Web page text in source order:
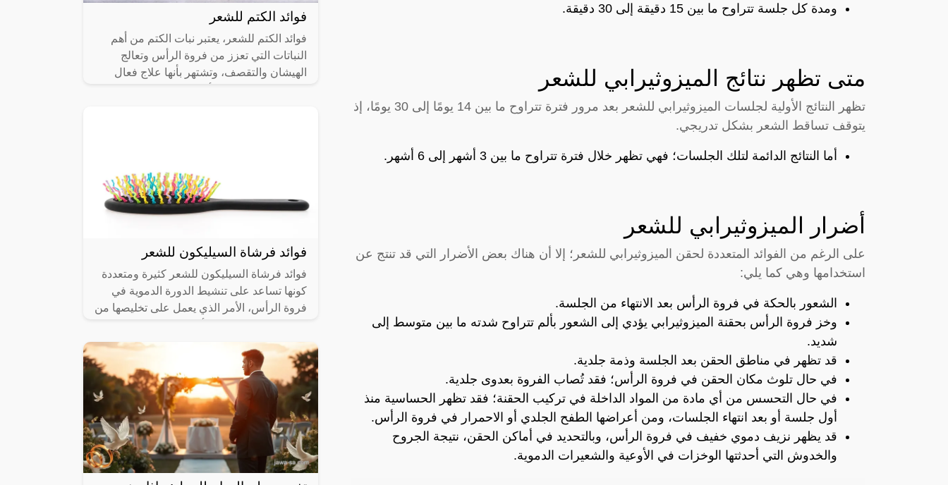
ومدة كل جلسة تتراوح ما بين 15 دقيقة إلى 30 دقيقة.
متى تظهر نتائج الميزوثيرابي للشعر
تظهر النتائج الأولية لجلسات الميزوثيرابي للشعر بعد مرور فترة تتراوح ما بين 14 يومًا إلى 30 يومًا، إذ
يتوقف تساقط الشعر بشكل تدريجي.
أما النتائج الدائمة لتلك الجلسات؛ فهي تظهر خلال فترة تتراوح ما بين 3 أشهر إلى 6 أشهر.
أضرار الميزوثيرابي للشعر
على الرغم من الفوائد المتعددة لحقن الميزوثيرابي للشعر؛ إلا أن هناك بعض الأضرار التي قد تنتج عن
استخدامها وهي كما يلي:
الشعور بالحكة في فروة الرأس بعد الانتهاء من الجلسة.
وخز فروة الرأس بحقنة الميزوثيرابي يؤدي إلى الشعور بألم تتراوح شدته ما بين متوسط إلى
شديد.
قد تظهر في مناطق الحقن بعد الجلسة وذمة جلدية.
في حال تلوث مكان الحقن في فروة الرأس؛ فقد تُصاب الفروة بعدوى جلدية.
في حال التحسس من أي مادة من المواد الداخلة في تركيب الحقنة؛ فقد تظهر الحساسية منذ
أول جلسة أو بعد انتهاء الجلسات، ومن أعراضها الطفح الجلدي أو الاحمرار في فروة الرأس.
قد يظهر نزيف دموي خفيف في فروة الرأس، وبالتحديد في أماكن الحقن، نتيجة الجروح
والخدوش التي أحدثتها الوخزات في الأوعية والشعيرات الدموية.
فوائد الكتم للشعر
فوائد الكتم للشعر، يعتبر نبات الكتم من أهم
النباتات التي تعزز من فروة الرأس وتعالج
الهيشان والتقصف، وتشتهر بأنها علاج فعال
فوائد فرشاة السيليكون للشعر
فوائد فرشاة السيليكون للشعر كثيرة ومتعددة
كونها تساعد على تنشيط الدورة الدموية في
فروة الرأس، الأمر الذي يعمل على تخليصها من